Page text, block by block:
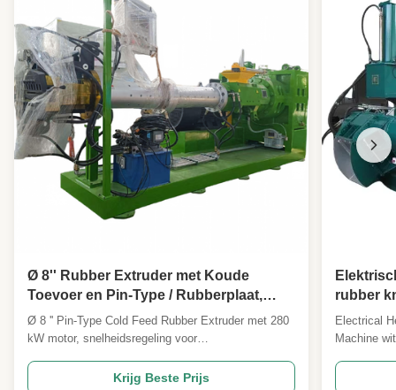
Ø 8'' Rubber Extruder met Koude
Toevoer en Pin-Type / Rubberplaat,
Bandenprofiel Extruder
Ø 8 '' Pin-Type Cold Feed Rubber Extruder met 280
kW motor, snelheidsregeling voor
u. Beschikt over pin-type cold-feed-technologie voor
Krijg Beste Prijs
rubber
Electrical
Machine